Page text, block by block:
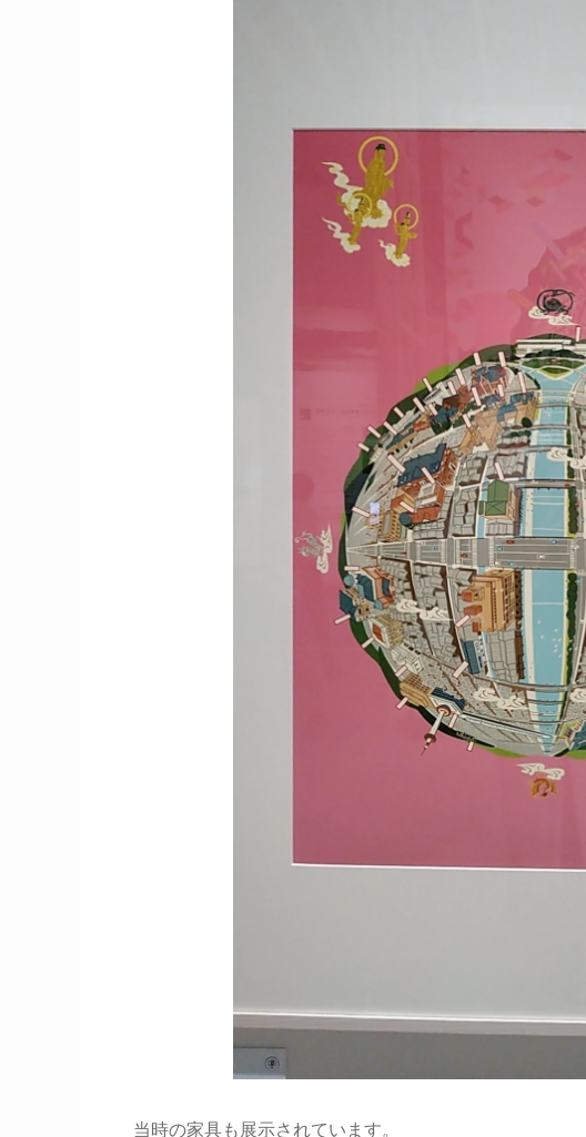
当時の家具も展示されています。